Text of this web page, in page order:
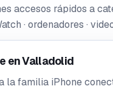
accesos rápidos a
· ordenadores ·
en Valladolid
la familia iPhone